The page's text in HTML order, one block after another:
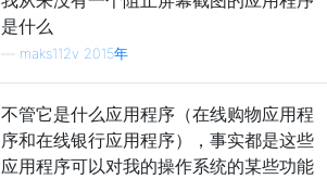
是什么
maks112v 2015年
不管它是什么应用程序（在线购物应用程
序和在线银行应用程序），事实都是这些
应用程序可以对我的操作系统的某些功能